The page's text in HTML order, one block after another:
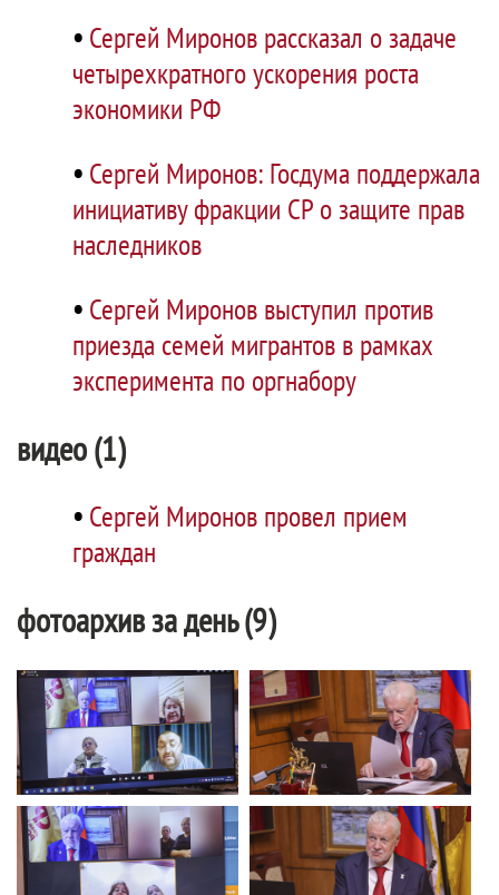
• Сергей Миронов рассказал о задаче
четырехкратного ускорения роста
экономики РФ
• Сергей Миронов: Госдума поддержала
инициативу фракции СР о защите прав
наследников
• Сергей Миронов выступил против
приезда семей мигрантов в рамках
эксперимента по оргнабору
видео (1)
• Сергей Миронов провел прием
граждан
фотоархив за день (9)